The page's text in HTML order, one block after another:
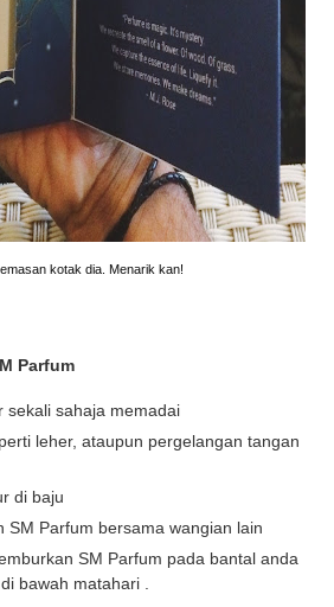
kotak dia. Menarik kan!
Parfum
sekali sahaja memadai
leher, ataupun pergelangan tangan
di baju
SM Parfum bersama wangian lain
SM Parfum pada bantal anda
bawah matahari .